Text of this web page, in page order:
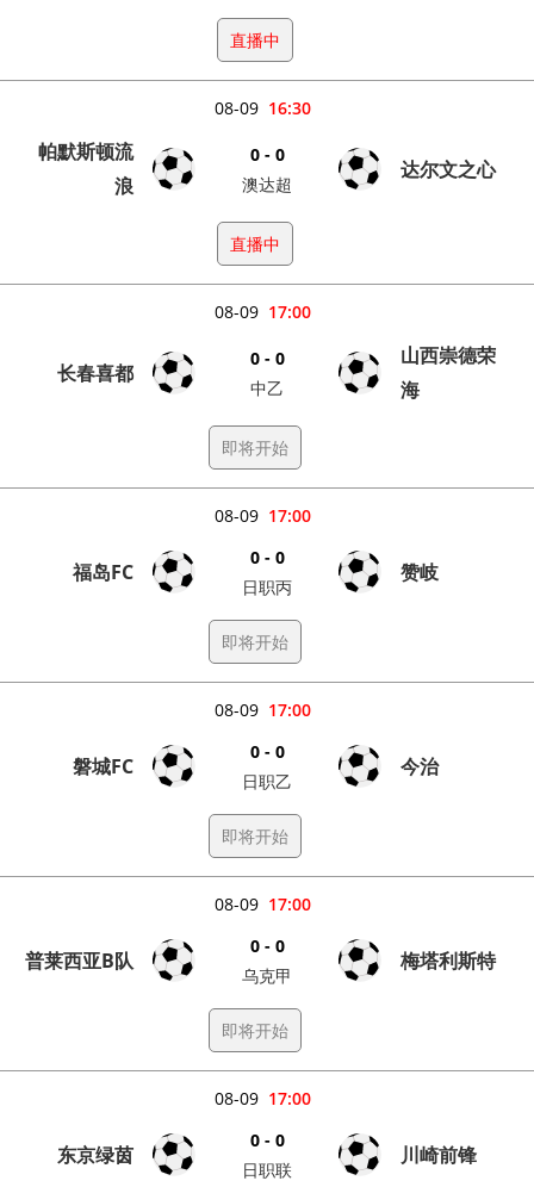
直播中
16:30
08-09
帕默斯顿流
浪
0 - 0
澳达超
达尔文之心
直播中
17:00
08-09
长春喜都
0 - 0
中乙
山西崇德荣
海
即将开始
17:00
08-09
福岛FC
0 - 0
日职丙
赞岐
即将开始
17:00
08-09
磐城FC
0 - 0
日职乙
今治
即将开始
17:00
08-09
普莱西亚B队
0 - 0
乌克甲
梅塔利斯特
即将开始
17:00
08-09
东京绿茵
0 - 0
日职联
川崎前锋